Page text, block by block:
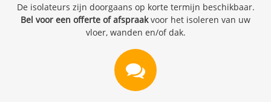
De isolateurs zijn doorgaans op korte termijn beschikbaar.
Bel voor een offerte of afspraakvoor het isoleren van uw
vloer, wanden en/of dak.